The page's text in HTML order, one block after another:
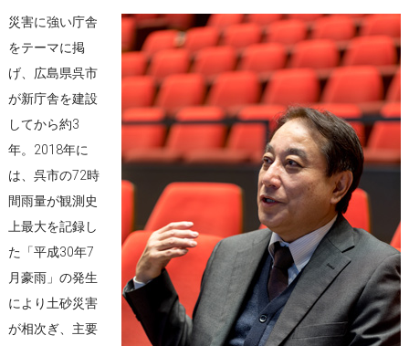
災害に強い庁舎
をテーマに掲
げ、広島県呉市
が新庁舎を建設
してから約3
年。2018年に
は、呉市の72時
間雨量が観測史
上最大を記録し
た「平成30年7
月豪雨」の発生
により土砂災害
が相次ぎ、主要